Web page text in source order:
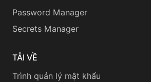
Password Manager
Secrets Manager
TẢI VỀ
Trình quản lý mật khẩu